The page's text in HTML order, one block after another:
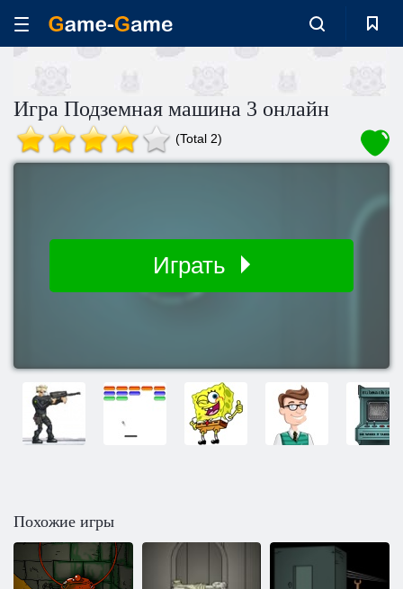
Игра Подземная машина 3 онлайн
(Total 2)
Играть
Похожие игры